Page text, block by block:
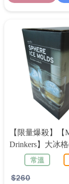
【限量爆殺】【
Drinkers】大冰
常溫
$260